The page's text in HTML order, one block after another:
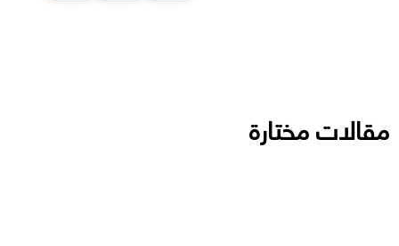
مقالات مختارة